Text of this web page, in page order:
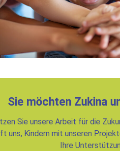
Sie möchten Zukina
Sie unsere Arbeit für die
uns, Kindern mit unseren
Ihre